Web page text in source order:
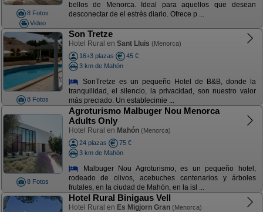
8 Fotos
Video
bellos de Menorca. Ideal para aquellos que desean
desconectar de el estrés diario. Ofrece p ...
8 Fotos
Son Tretze
Hotel Rural en Sant Lluis (Menorca)
16+3 plazas
45 €
3 km de Mahón
SonTretze es un pequeño Hotel de B&B, donde la
tranquilidad, el silencio, la privacidad, son nuestro valor
más preciado. Un establecimie ...
8 Fotos
Agroturismo Malbuger Nou Menorca
Adults Only
Hotel Rural en Mahón (Menorca)
24 plazas
75 €
3 km de Mahón
Malbuger Nou Agroturismo, es un pequeño hotel,
rodeado de olivos, acebuches centenarios y árboles
frutales, en la ciudad de Mahón, en la isl ...
Hotel Rural Binigaus Vell
Hotel Rural en Es Migjorn Gran (Menorca)